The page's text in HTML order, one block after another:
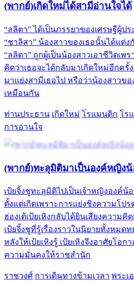
(พากย์)เกิดใหม่ได้สามีอ่านใจได้
“ลลิตา” ได้เป็นภรรยาของเศรษฐีผู้ป
“ชาลิสา” น้องสาวของเธอนั้นได้แต่
“ลลิตา” ถูกผู้เป็นน้องสาวเอาชีวิตเพ
คิดว่าเธอจะได้กลับมาเกิดใหม่อีกครั้
มาแย่งสามีเธอไป หรือว่าน้องสาวข
เหมือนกัน
ท่านประธาน เกิดใหม่ โรแมนติก โร
การอ่านใจ
(พากย์)ทะลุมิติมาเป็นองค์หญิง
เป้ยจิ้งชูทะลุมิติไปเป็นเจ้าหญิงองค์น้
ตั้งแต่เกิดเพราะการแย่งชิงความโป
ฮ่องเต้เป้ยเหิงกลับได้ยินเสียงความคิ
เป้ยจิ้งชูที่รู้เรื่องราวในนิยายทั้งหมดท
หลังให้เป้ยเหิงรู้ เป้ยเหิงจึงอาศัยโอ
ความมั่นคงให้ราชสำนัก
ราชวงศ์ การเดินทางข้ามเวลา พระเ